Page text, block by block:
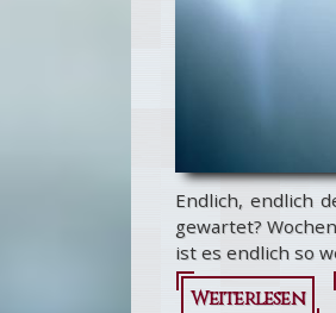
Endlich, endlich
gewartet?
ist es endlich so
Weiterlesen